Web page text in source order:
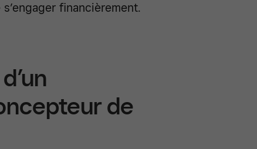
financièrement.
de